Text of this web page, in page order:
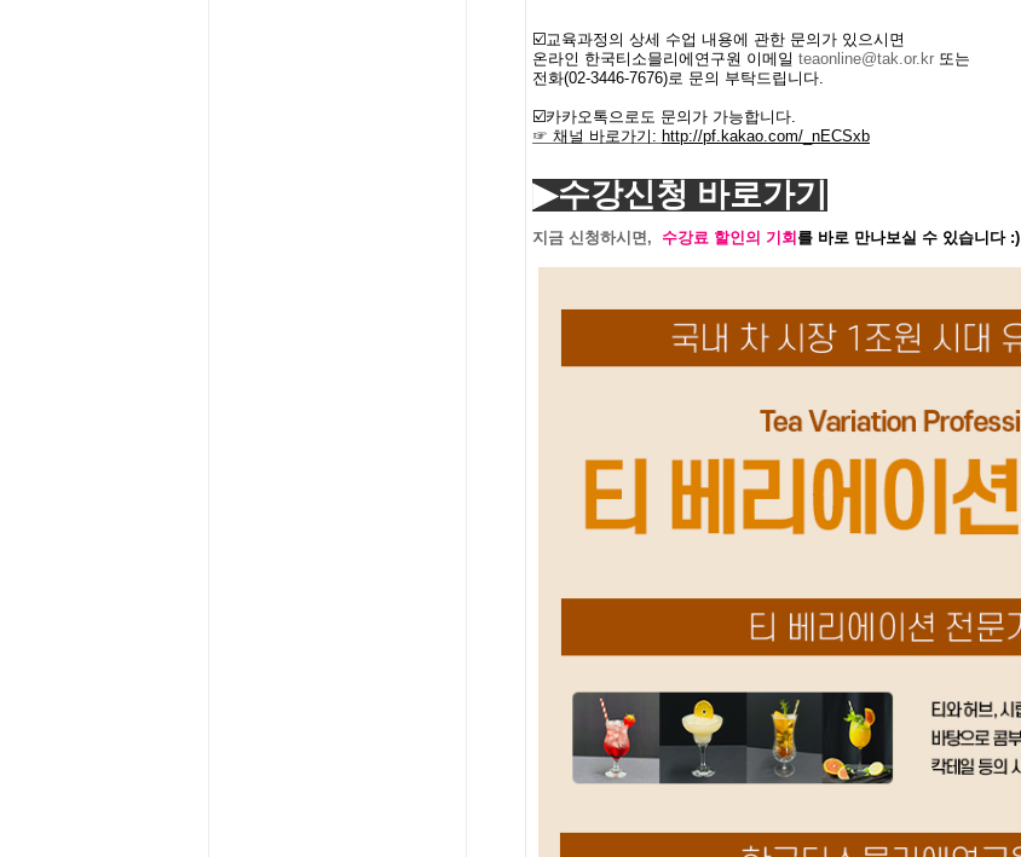
☑️교육과정의 상세 수업 내용에 관한 문의가 있으시면
온라인 한국티소믈리에 연구원 이메일 teaonline@tak.or.kr 또는
전화(02-3446-7676)로 문의 부탁드립니다.
☑️카카오톡으로도 문의가 가능합니다.
☞ 채널 바로가기 : http://pf.kakao.com/_nECSxb
▶수강신청 바로가기
지금 신청하시면, 수강료 할인의 기회 를 바로 만나보실 수 있습니다 :)